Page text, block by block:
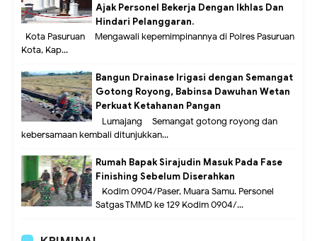
Ajak Personel Bekerja Dengan Ikhlas Dan
Hindari Pelanggaran.
Kota Pasuruan – Mengawali kepemimpinannya di Polres Pasuruan
Kota, Kap...
Bangun Drainase Irigasi dengan Semangat
Gotong Royong, Babinsa Dawuhan Wetan
Perkuat Ketahanan Pangan
Lumajang – Semangat gotong royong dan
kebersamaan kembali ditunjukkan...
Rumah Bapak Sirajudin Masuk Pada Fase
Finishing Sebelum Diserahkan
Kodim 0904/Paser, Muara Samu. Personel
Satgas TMMD ke 129 Kodim 0904/...